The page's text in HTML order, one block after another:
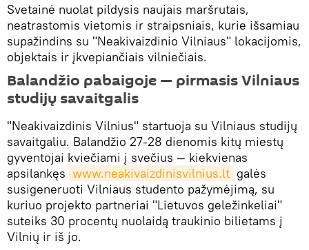
Svetainė nuolat pildysis naujais maršrutais,
neatrastomis vietomis ir straipsniais, kurie išsamiau
supažindins su "Neakivaizdinio Vilniaus" lokacijomis,
objektais ir įkvepiančiais vilniečiais.
Balandžio pabaigoje — pirmasis Vilniaus
studijų savaitgalis
"Neakivaizdinis Vilnius" startuoja su Vilniaus studijų
savaitgaliu. Balandžio 27-28 dienomis kitų miestų
gyventojai kviečiami į svečius — kiekvienas
apsilankęs www.neakivaizdinisvilnius.lt galės
susigeneruoti Vilniaus studento pažymėjimą, su
kuriuo projekto partneriai "Lietuvos geležinkeliai"
suteiks 30 procentų nuolaidą traukinio bilietams į
Vilnių ir iš jo.